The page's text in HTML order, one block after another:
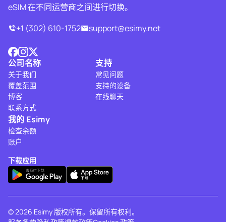
eSIM 在不同运营商之间进行切换。
+1 (302) 610-1752
support@esimy.net
公司名称
关于我们
覆盖范围
博客
联系方式
支持
常见问题
支持的设备
在线聊天
我的 Esimy
检查余额
账户
下载应用
© 2026 Esimy 版权所有。保留所有权利。